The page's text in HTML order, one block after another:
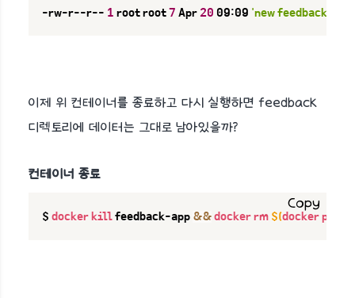
-rw-r--r-- 1 root root 7 Apr 20 09:09 'new feedback.txt'
이제 위 컨테이너를 종료하고 다시 실행하면 feedback
디렉토리에 데이터는 그대로 남아있을까?
컨테이너 종료
$ docker kill feedback-app && docker rm $(docker ps
Copy